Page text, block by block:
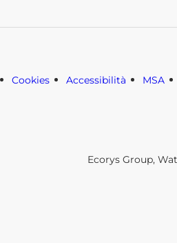
Cookies Accessibilità MSA
Ecorys Group,